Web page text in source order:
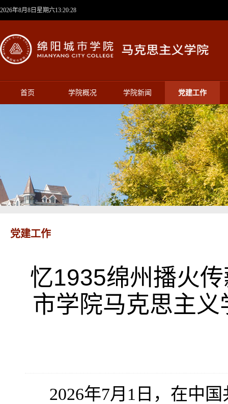
2026年8月8日星期六13:20:28
首页 学院概况 学院新闻 党建工作
党建工作
忆1935绵州播火
市学院马克思主
2026年7月1日，在中